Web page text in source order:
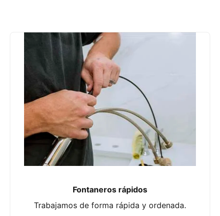
Fontaneros rápidos
Trabajamos de forma rápida y ordenada.